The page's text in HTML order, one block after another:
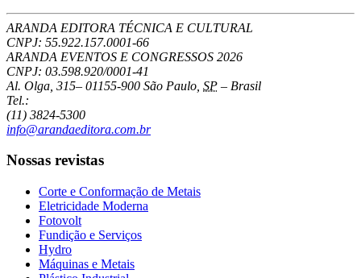
ARANDA EDITORA TÉCNICA E CULTURAL
CNPJ: 55.922.157.0001-66
ARANDA EVENTOS E CONGRESSOS 2026
CNPJ: 03.598.920/0001-41
Al. Olga, 315– 01155-900 São Paulo SP – Brasil
Tel.:
(11) 3824-5300
info@arandaeditora.com.br
Nossas revistas
Corte e Conformação de Metais
Eletricidade Moderna
Fotovolt
Fundição e Serviços
Hydro
Máquinas e Metais